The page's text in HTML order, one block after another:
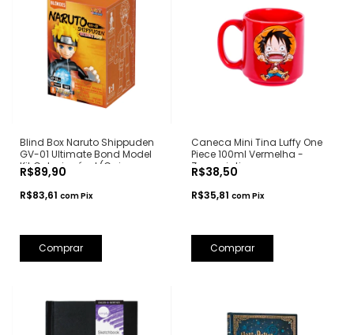
Blind Box Naruto Shippuden
GV-01 Ultimate Bond Model
Kit Colecionável (Caixa
Surpresa) - Blokees
R$89,90
R$83,61 comPix
Caneca Mini Tina Luffy One
Piece 100ml Vermelha -
Zonacriativa
R$38,50
R$35,81 comPix